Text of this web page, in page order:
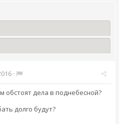
·
обстоят дела в поднебесной?
долго будут?